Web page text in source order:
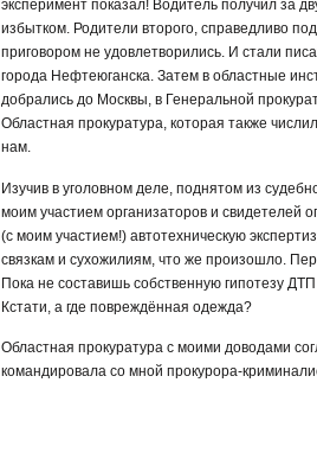
эксперимент показал! Водитель получил за
избытком. Родители второго, справедливо
приговором не удовлетворились. И стали
города Нефтеюганска. Затем в областные
добрались до Москвы, в Генеральной
Областная прокуратура, которая также
нам.
Изучив в уголовном деле, поднятом из
моим участием организаторов и свидетелей
(с моим участием!) автотехническую
связкам и сухожилиям, что же произошло.
Пока не составишь собственную гипотезу
Кстати, а где повреждённая одежда?
Областная прокуратура с моими доводами
командировала со мной прокурора-